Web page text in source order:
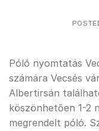
Póló nyomtatás
számára Vecsés
Albertirsán
köszönhetően 1-2
megrendelt póló.